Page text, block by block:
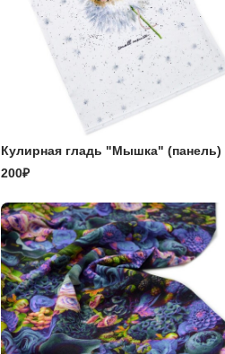
Кулирная гладь "Мышка" (панель)
200₽